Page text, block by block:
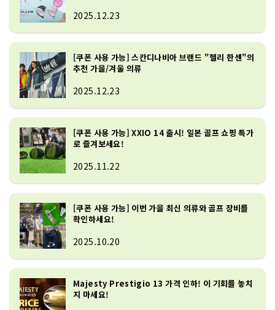
2025.12.23
[쿠폰 사용 가능] 스칸디나비아 브랜드 "헬리 한센"의
추천 가을/겨울 의류
2025.12.23
[쿠폰 사용 가능] XXIO 14 출시! 일본 골프 쇼핑 특가
로 즐겨보세요!
2025.11.22
[쿠폰 사용 가능] 이번 가을 최신 의류와 골프 장비를
확인하세요!
2025.10.20
Majesty Prestigio 13 가격 인하! 이 기회를 놓치
지 마세요!